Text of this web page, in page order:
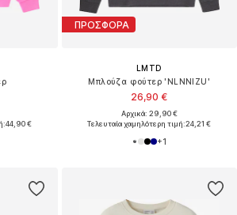
44,90 €
ΠΡΟΣΦΟΡΑ
LMTD
Μπλούζα φούτερ 'NLNNIZU'
26,90 €
Αρχικά: 29,90 €
Τελευταία χαμηλότερη τιμή:24,21 €
+1